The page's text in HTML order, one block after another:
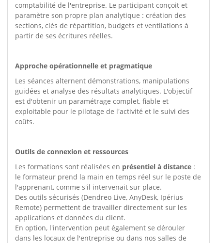
comptabilité de l'entreprise. Le participant conçoit et
paramètre son propre plan analytique : création des
sections, clés de répartition, budgets et ventilations à
partir de ses écritures réelles.
Approche opérationnelle et pragmatique
Les séances alternent démonstrations, manipulations
guidées et analyse des résultats analytiques. L'objectif
est d'obtenir un paramétrage complet, fiable et
exploitable pour le pilotage de l'activité et le suivi des
coûts.
Outils de connexion et ressources
Les formations sont réalisées en présentiel à distance :
le formateur prend la main en temps réel sur le poste de
l'apprenant, comme s'il intervenait sur place.
Des outils sécurisés (Dendreo Live, AnyDesk, Ipérius
Remote) permettent de travailler directement sur les
applications et données du client.
En option, l'intervention peut également se dérouler
dans les locaux de l'entreprise ou dans nos salles de